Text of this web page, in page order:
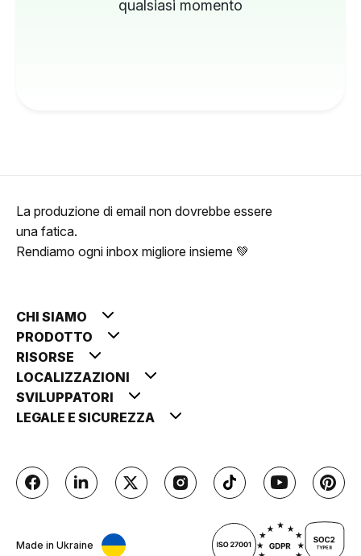
qualsiasi momento
La produzione di email non dovrebbe essere
una fatica.
Rendiamo ogni inbox migliore insieme 💚
CHI SIAMO
PRODOTTO
RISORSE
LOCALIZZAZIONI
SVILUPPATORI
LEGALE E SICUREZZA
Made in Ukraine